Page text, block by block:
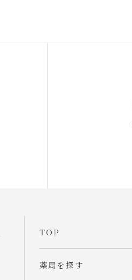
TOP
薬局を探す